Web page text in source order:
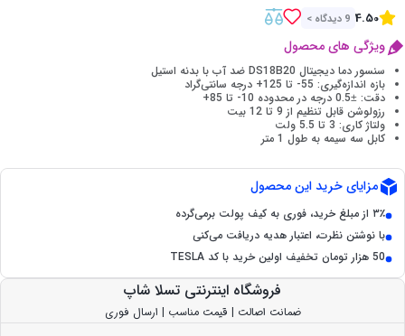
4.50 9 دیدگاه >
ویژگی های محصول
سنسور دما دیجیتال DS18B20 ضد آب با بدنه استیل
بازه اندازه‌گیری: 55- تا 125+ درجه سانتی‌گراد
دقت: ±0.5 درجه در محدوده 10- تا 85+
رزولوشن قابل تنظیم از 9 تا 12 بیت
ولتاژ کاری: 3 تا 5.5 ولت
کابل سه سیمه به طول 1 متر
مزایای خرید این محصول
۳٪ از مبلغ خرید، فوری به کیف پولت برمی‌گرده
با نوشتن نظرت، اعتبار هدیه دریافت می‌کنی
50 هزار تومان تخفیف اولین خرید با کد TESLA
فروشگاه اینترنتی تسلا شاپ
ضمانت اصالت | قیمت مناسب | ارسال فوری